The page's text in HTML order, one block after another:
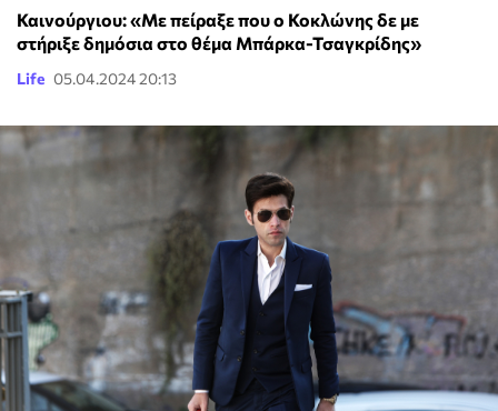
Καινούργιου: «Με πείραξε που ο Κοκλώνης δε με
στήριξε δημόσια στο θέμα Μπάρκα-Τσαγκρίδης»
Life 05.04.2024 20:13